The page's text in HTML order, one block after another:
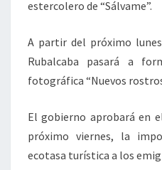
estercolero de “Sálvame”.
A partir del próximo
Rubalcaba pasará a
fotográfica “Nuevos
El gobierno aprobará en
próximo viernes, la
ecotasa turística a los